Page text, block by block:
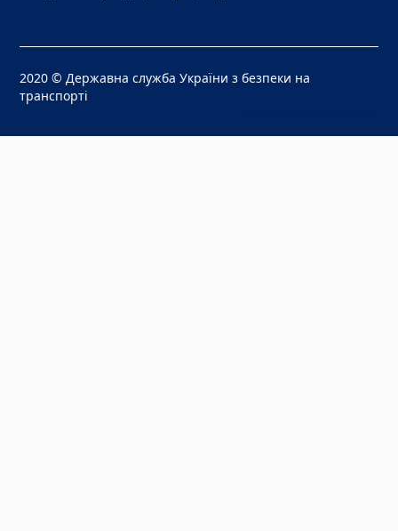
2020 © Державна служба України з безпеки на
транспорті